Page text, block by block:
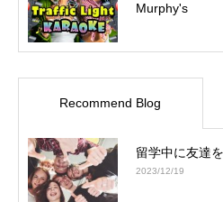
Murphy's
Recommend Blog
留学中に友達
2023/12/19